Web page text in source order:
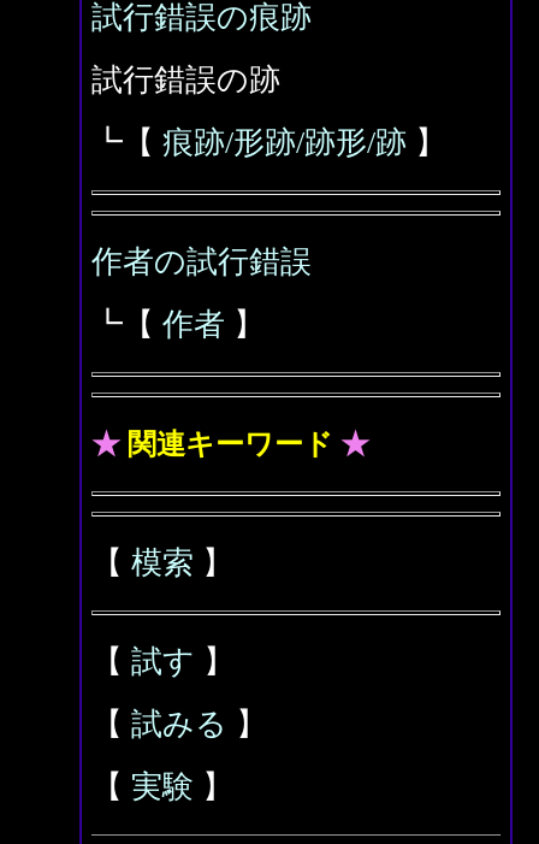
試行錯誤の痕跡
試行錯誤の跡
┗【 痕跡/形跡/跡形/跡 】
作者の試行錯誤
┗【 作者 】
★ 関連キーワード ★
【 模索 】
【 試す 】
【 試みる 】
【 実験 】